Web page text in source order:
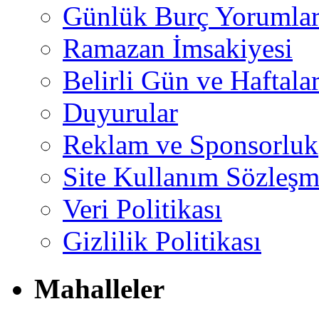
Günlük Burç
Ramazan İmsakiyesi
Belirli Gün ve
Duyurular
Reklam ve Sponsorluk
Site Kullanım
Veri Politikası
Gizlilik Politikası
Mahalleler